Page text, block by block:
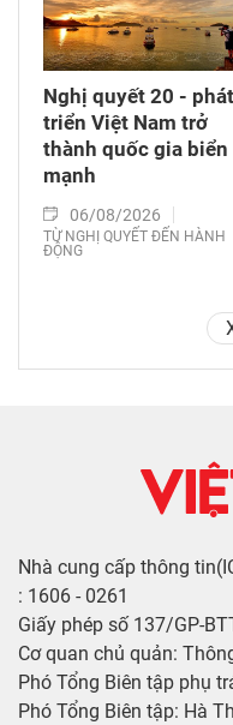
Nghị quyết 20 - phát
triển Việt Nam trở
thành quốc gia biển
mạnh
06/08/2026
TỪ NGHỊ QUYẾT ĐẾN HÀNH
ĐỘNG
Nhà cung cấp thông
: 1606 - 0261
Giấy phép số 137/GP-
Cơ quan chủ quản:
Phó Tổng Biên tập phụ
Phó Tổng Biên tập: Hà